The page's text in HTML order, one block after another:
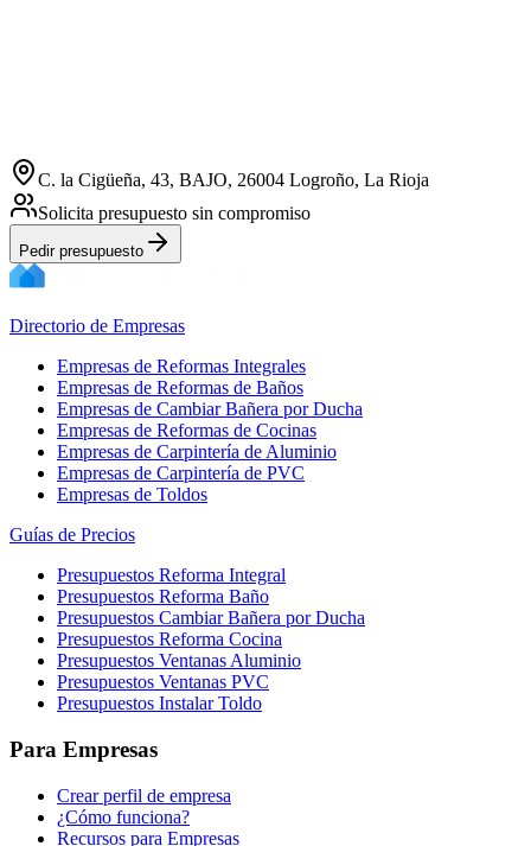
C. la Cigüeña, 43, BAJO, 26004 Logroño, La Rioja
Solicita presupuesto sin compromiso
Pedir presupuesto
Directorio de Empresas
Empresas de Reformas Integrales
Empresas de Reformas de Baños
Empresas de Cambiar Bañera por Ducha
Empresas de Reformas de Cocinas
Empresas de Carpintería de Aluminio
Empresas de Carpintería de PVC
Empresas de Toldos
Guías de Precios
Presupuestos Reforma Integral
Presupuestos Reforma Baño
Presupuestos Cambiar Bañera por Ducha
Presupuestos Reforma Cocina
Presupuestos Ventanas Aluminio
Presupuestos Ventanas PVC
Presupuestos Instalar Toldo
Para Empresas
Crear perfil de empresa
¿Cómo funciona?
Recursos para Empresas